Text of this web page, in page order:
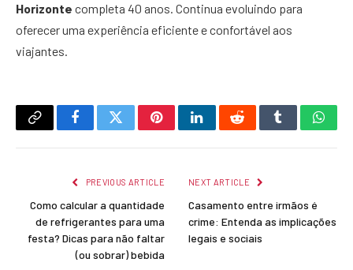
Horizonte completa 40 anos. Continua evoluindo para
oferecer uma experiência eficiente e confortável aos
viajantes.
Copy
FacebookTwitterPinterestLinkedInRedditTumblr
PREVIOUS ARTICLE
Como calcular a quantidade
de refrigerantes para uma
festa? Dicas para não faltar
(ou sobrar) bebida
NEXT ARTICLE
Casamento entre irmãos é
crime: Entenda as implicações
legais e sociais